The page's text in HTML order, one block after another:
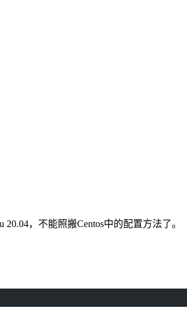
，不能照搬Centos中的配置方法了。